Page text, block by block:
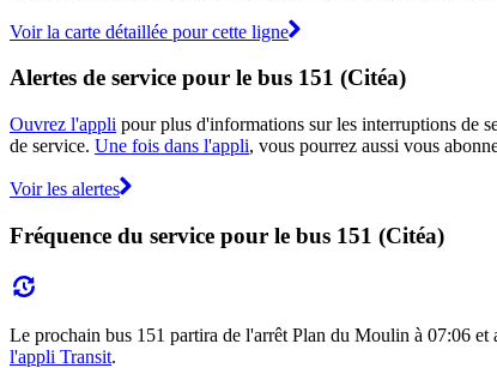
Voir la carte détaillée pour cette ligne
Alertes de service pour le bus 151 (Citéa)
Ouvrez l'appli pour plus d'informations sur les interruptions de
de service. Une fois dans l'appli, vous pourrez aussi vous
Voir les alertes
Fréquence du service pour le bus 151 (Citéa)
Le prochain bus 151 partira de l'arrêt Plan du Moulin à 07:06
l'appli Transit.